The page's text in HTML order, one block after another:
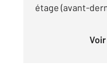
étage (avant-